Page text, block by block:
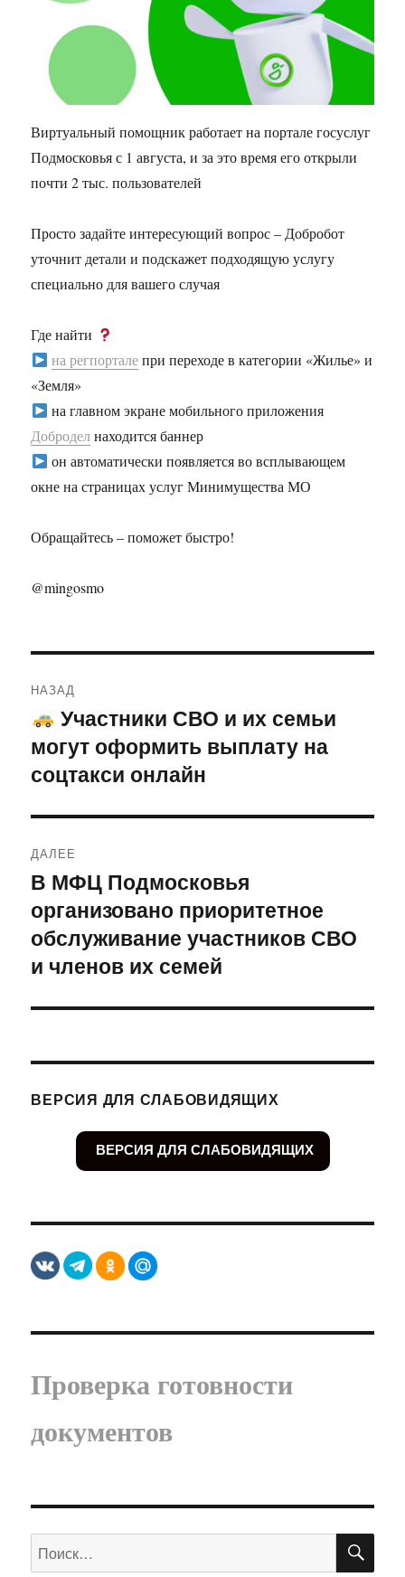
Виртуальный помощник работает на портале госуслуг
Подмосковья с 1 августа, и за это время его открыли
почти 2 тыс. пользователей
Просто задайте интересующий вопрос – Добробот
уточнит детали и подскажет подходящую услугу
специально для вашего случая
Где найти
на регпорталепри переходе в категории «Жилье» и
«Земля»
на главном экране мобильного приложения
Доброделнаходится баннер
он автоматически появляется во всплывающем
окне на страницах услуг Минимущества МО
Обращайтесь – поможет быстро!
@mingosmo
по
записям
НАЗАД
Предыдущая
запись:
Участники СВО и их семьи
могут оформить выплату на
соцтакси онлайн
ДАЛЕЕ
Следующая
запись:
В МФЦ Подмосковья
организовано приоритетное
обслуживание участников СВО
и членов их семей
ВЕРСИЯ ДЛЯ СЛАБОВИДЯЩИХ
ВЕРСИЯ ДЛЯ СЛАБОВИДЯЩИХ
Проверка готовности
документов
Искать: